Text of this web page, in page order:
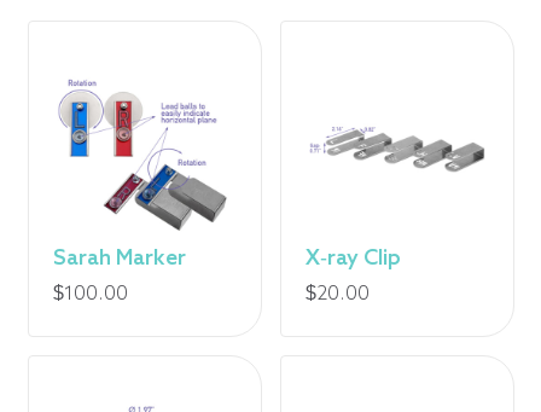
Sarah Marker
$100.00
X-ray Clip
$20.00